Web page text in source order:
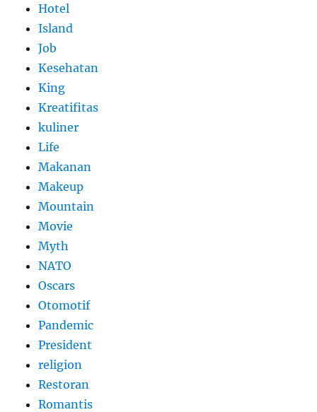
Hotel
Island
Job
Kesehatan
King
Kreatifitas
kuliner
Life
Makanan
Makeup
Mountain
Movie
Myth
NATO
Oscars
Otomotif
Pandemic
President
religion
Restoran
Romantis